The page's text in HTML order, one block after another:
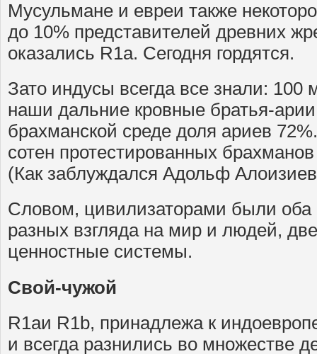
Мусульмане и евреи также
до 10% представителей древних
оказались R1a. Сегодня гордятся.
Зато индусы всегда все знали: 100
наши дальние кровные братья-
брахманской среде доля ариев
сотен протестированных
(Как заблуждался Адольф
Словом, цивилизаторами были
разных взгляда на мир и людей,
ценностные системы.
Свой-чужой
R1aи R1b, принадлежа к
и всегда разнились во множестве